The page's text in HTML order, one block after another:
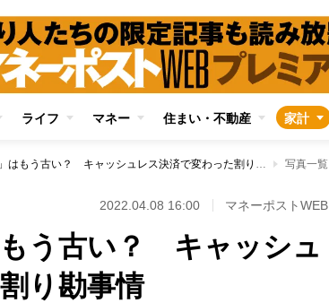
ライフ マネー 住まい・不動産 家計
「端数はいいよ」はもう古い？ キャッシュレス決済で変わった割り勘事情 写真一覧
2022.04.08 16:00 マネーポストWEB
もう古い？ キャッシュ
り勘事情